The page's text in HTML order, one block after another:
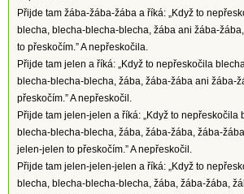
Přijde tam žába-žába-žába a říká: „Když to
blecha, blecha-blecha-blecha, žába ani žába-
to přeskočím.” A nepřeskočila.
Přijde tam jelen a říká: „Když to nepřeskočila
blecha-blecha-blecha, žába, žába-žába ani žába-
přeskočím.” A nepřeskočil.
Přijde tam jelen-jelen a říká: „Když to
blecha-blecha-blecha, žába, žába-žába, žába-
jelen-jelen to přeskočím.” A nepřeskočil.
Přijde tam jelen-jelen-jelen a říká: „Když to
blecha, blecha-blecha-blecha, žába, žába-žába,